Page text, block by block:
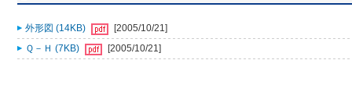
外形図 (14KB)
[2005/10/21]
Ｑ－Ｈ (7KB)
[2005/10/21]